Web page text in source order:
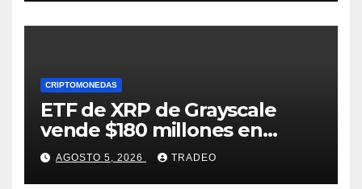
CRIPTOMONEDAS
ETF de XRP de Grayscale
vende $180 millones en
tokens tras grandes pérdidas
AGOSTO 5, 2026 TRADEO